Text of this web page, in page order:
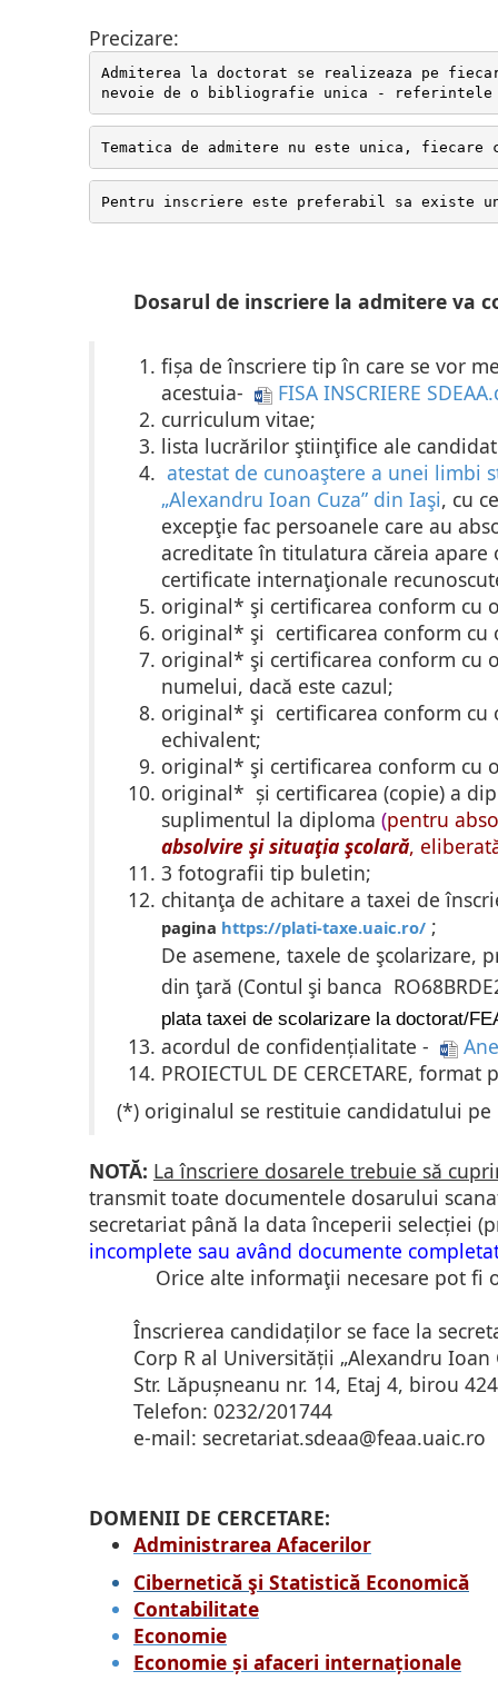
Precizare:
Admiterea la doctorat se realizeaza pe
nevoie de o bibliografie unica - referintele
Tematica de admitere nu este unica,
Pentru inscriere este preferabil sa existe
Dosarul de inscriere la admitere va
fișa de înscriere tip în care se vor
acestuia-
FISA INSCRIERE
curriculum vitae;
lista lucrărilor ştiinţifice ale
atestat de cunoaştere a unei limbi
„Alexandru Ioan Cuza” din Iaşi, cu
excepţie fac persoanele care au
acreditate în titulatura căreia apare
certificate internaţionale
original* şi certificarea conform cu
original* şi certificarea conform
original* şi certificarea conform cu
numelui, dacă este cazul;
original* şi certificarea conform
echivalent;
original* şi certificarea conform cu
original* și certificarea (copie) a
suplimentul la diploma (pentru
absolvire şi situaţia şcolară,
3 fotografii tip buletin;
chitanţa de achitare a taxei de
pagina https://plati-taxe.uaic.ro/ ;
De asemene, taxele de şcolarizare,
din ţară (Contul şi banca
plata taxei de scolarizare la doctorat/
acordul de confidențialitate -
PROIECTUL DE CERCETARE,
(*) originalul se restituie candidatului pe
NOTĂ: La înscriere dosarele trebuie să
transmit toate documentele dosarului
secretariat până la data începerii selecției
incomplete sau având documente
Orice alte informaţii necesare pot fi
Înscrierea candidaților se face la
Corp R al Universității „Alexandru Ioan
Str. Lăpușneanu nr. 14, Etaj 4, birou 424
Telefon: 0232/201744
e-mail: secretariat.sdeaa@feaa.uaic.ro
DOMENII DE CERCETARE:
Administrarea Afacerilor
Cibernetică şi Statistică Economică
Contabilitate
Economie
Economie și afaceri internaționale